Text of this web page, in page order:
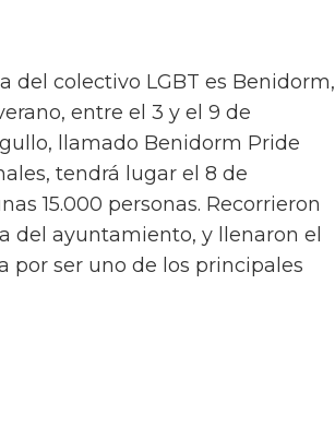
del colectivo LGBT es Benidorm,
entre el 3 y el 9 de
llamado Benidorm Pride
tendrá lugar el 8 de
15.000 personas. Recorrieron
del ayuntamiento, y llenaron el
por ser uno de los principales